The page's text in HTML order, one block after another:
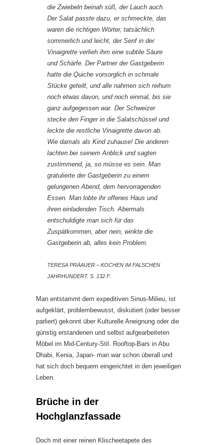
die Zwiebeln beinah süß, der Lauch auch.
Der Salat passte dazu, er schmeckte, das
waren die richtigen Wörter, tatsächlich
sommerlich und leicht, der Senf in der
Vinaigrette verlieh ihm eine subtile Säure
und Schärfe. Der Partner der Gastgeberin
hatte die Quiche vorsorglich in schmale
Stücke geteilt, und alle nahmen sich reihum
noch etwas davon, und noch einmal, bis sie
ganz aufgegessen war. Der Schweizer
stecke den Finger in die Salatschüssel und
leckte die restliche Vinaigrette davon ab.
Wie damals als Kind zuhause! Die anderen
lachten bei seinem Anblick und sagten
zustimmend, ja, so müsse es sein. Man
gratulierte der Gastgeberin zu einem
gelungenen Abend, dem hervorragenden
Essen. Man lobte ihr offenes Haus und
ihren einladenden Tisch. Abermals
entschuldigte man sich für das
Zuspätkommen, aber nein, winkte die
Gastgeberin ab, alles kein Problem.
TERESA PRÄAUER – KOCHEN IM FALSCHEN
JAHRHUNDERT. S. 132 F.
Man entstammt dem expeditiven Sinus-Milieu, ist
aufgeklärt, problembewusst, diskutiert (oder besser
parliert) gekonnt über Kulturelle Aneignung oder die
günstig erstandenen und selbst aufgearbeiteten
Möbel im Mid-Century-Stil. Rooftop-Bars in Abu
Dhabi, Kenia, Japan- man war schon überall und
hat sich doch bequem eingerichtet in den jeweiligen
Leben.
Brüche in der
Hochglanzfassade
Doch mit einer reinen Klischeetapete des